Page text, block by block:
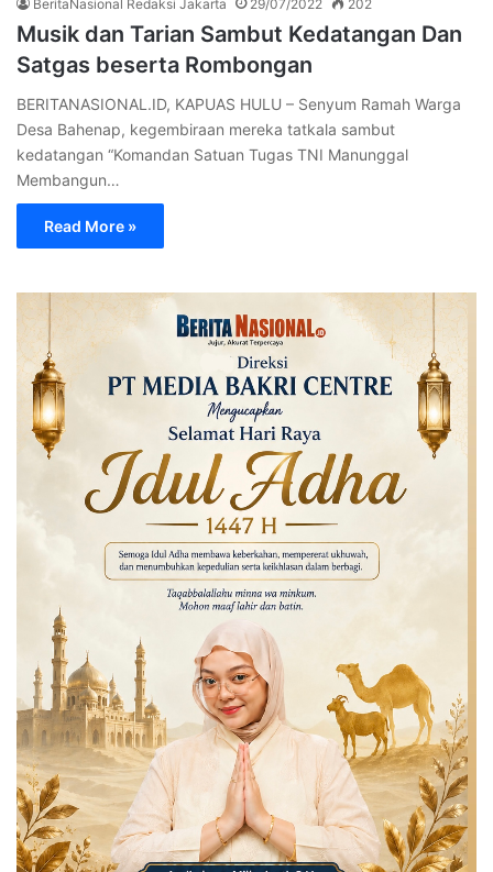
BeritaNasional Redaksi Jakarta 29/07/2022 202
Musik dan Tarian Sambut Kedatangan Dan
Satgas beserta Rombongan
BERITANASIONAL.ID, KAPUAS HULU – Senyum Ramah Warga
Desa Bahenap, kegembiraan mereka tatkala sambut
kedatangan “Komandan Satuan Tugas TNI Manunggal
Membangun…
Read More »